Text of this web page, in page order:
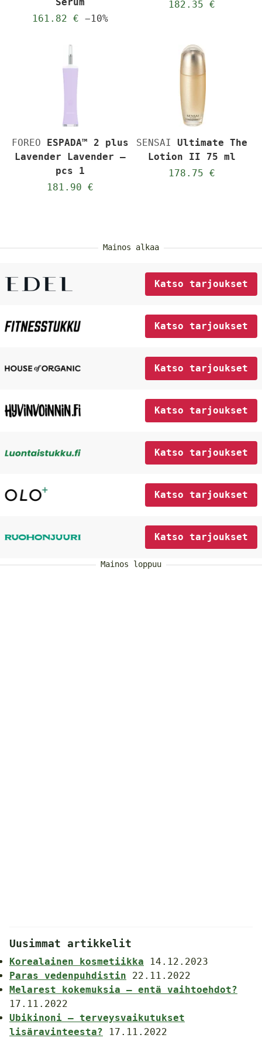
161.82 € −10%
182.35 €
FOREO ESPADA™ 2 plus
Lavender Lavender –
pcs 1
181.90 €
SENSAI
Ultimate The
Lotion II 75 ml
178.75 €
Mainos alkaa
Katso tarjoukset
Katso tarjoukset
Katso tarjoukset
Katso tarjoukset
Katso tarjoukset
Katso tarjoukset
Katso tarjoukset
Mainos loppuu
Uusimmat artikkelit
Korealainen kosmetiikka
14.12.2023
Paras vedenpuhdistin
22.11.2022
Melarest kokemuksia – entä vaihtoehdot?
17.11.2022
Ubikinoni – terveysvaikutukset
lisäravinteesta?
17.11.2022